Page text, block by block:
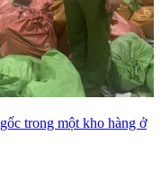
trong một kho hàng ở